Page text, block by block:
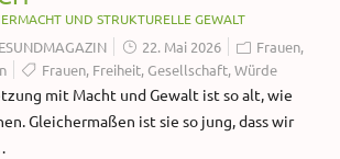
UND STRUKTURELLE GEWALT
22. Mai 2026 Frauen,
Frauen, Freiheit,Gesellschaft,Würde
mit Macht und Gewalt ist so alt, wie
Gleichermaßen ist sie so jung, dass wir